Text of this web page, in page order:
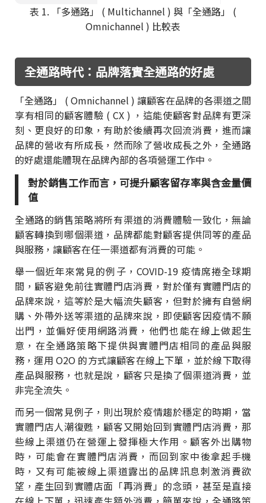
表 1. 「多通路」 ( Multichannel ) 與「全通路」 (
Omnichannel ) 比較表
全通路時代：品牌落實全通路的好處
「全通路」 ( Omnichannel ) 讓顧客在品牌的各渠道之間
享有相同的顧客體驗 ( CX ) ，這能使顧客對品牌有更深
刻、更良好的印象，有助於後續再次回流消費，進而讓
品牌的營收有所成長，然而除了營收成長之外，全通路
的好處還能體現在品牌內部的各項營運工作中。
對於銷售工作而言，可提升顧客留存率與含金量價
值
全通路的銷售策略將所有渠道的消費體驗一致化，無論
顧客轉換到哪個渠道，品牌都能對顧客提供同等的產品
與服務，讓顧客在任一渠道都有消費的可能。
舉一個近年來常見的例子，COVID-19 疫情席捲全球期
間，顧客避免前往實體門店消費，對於僅有實體門店的
品牌來說，這等於是大幅流失顧客，但對於擁有自營網
購、外帶外送等渠道的品牌來說，即使顧客因疫情不願
出門，並偏好使用網路消費，他們也能在線上做起生
意，在全通路策略下提供與實體門店相同的產品與服
務，運用 O2O 的方式讓顧客在線上下單，並於線下取得
產品與服務，也就是說，顧客只是換了個渠道消費，並
非完全流失。
而另一個常見例子，則出現於疫情趨於穩定的時期，當
實體門店人潮復甦，顧客又開始回到實體門店消費，那
些線上渠道仍在營運上發揮極大作用。顧客外出購物
時，可能會在實體門店消費，而回到家中後拿起手機
時，又有可能被線上渠道露出的品牌訊息刺激消費欲
望，產生回到實體店面「再消費」的念頭，甚至是直接